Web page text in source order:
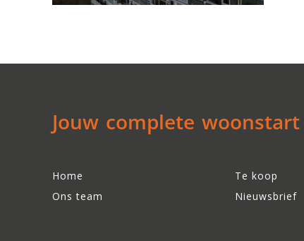
Jouw complete
Home Te koop
Ons team
Nieuwsbrief